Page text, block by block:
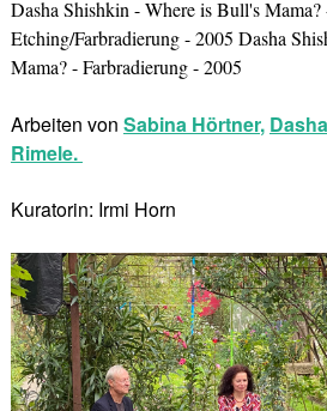
Dasha Shishkin - Where is Bull's Mama?
Etching/Farbradierung - 2005 Dasha
Mama? - Farbradierung - 2005
Arbeiten von Sabina Hörtner,
Rimele.
Kuratorin: Irmi Horn